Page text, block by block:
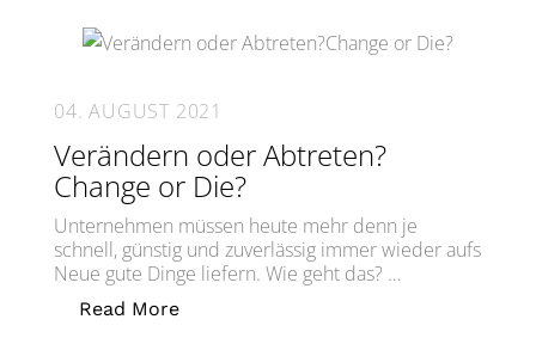
04. AUGUST 2021
Verändern oder Abtreten?
Change or Die?
Unternehmen müssen heute mehr denn je
schnell, günstig und zuverlässig immer wieder aufs
Neue gute Dinge liefern. Wie geht das? …
Read More„Verändern oder Abtreten?Change or